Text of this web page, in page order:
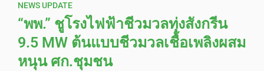
NEWS UPDATE
“พพ.” ชูโรงไฟฟ้าชีวมวลทุ่งสังกรีน
9.5 MW ต้นแบบชีวมวลเชื้อเพลิงผสม
หนุน ศก.ชุมชน